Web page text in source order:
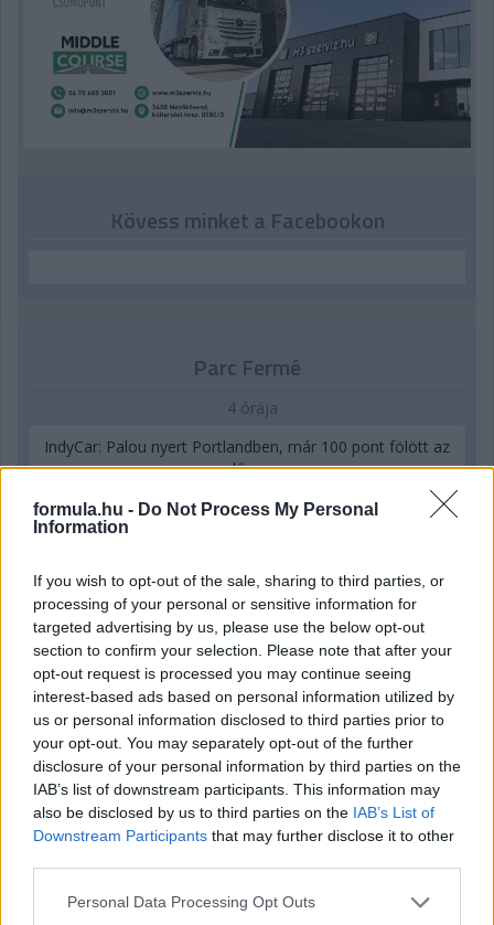
formula.hu - Do Not Process My Personal
Information
If you wish to opt-out of the sale, sharing to third parties, or
processing of your personal or sensitive information for
targeted advertising by us, please use the below opt-out
section to confirm your selection. Please note that after your
opt-out request is processed you may continue seeing
interest-based ads based on personal information utilized by
us or personal information disclosed to third parties prior to
your opt-out. You may separately opt-out of the further
disclosure of your personal information by third parties on the
IAB’s list of downstream participants. This information may
also be disclosed by us to third parties on the IAB’s List of
Downstream Participants that may further disclose it to other
Please note that this website/app uses one or more Google
Personal Data Processing Opt Outs
Kövess minket a Facebookon
Parc Fermé
4 órája
IndyCar: Palou nyert Portlandben, már 100 pont fölött az
előnye
16 órája